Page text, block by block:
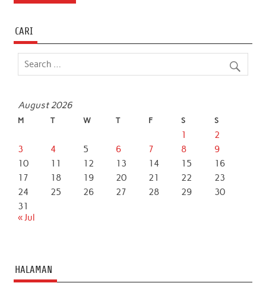
o
o
e
A
d
CARI
August 2026
M T W T F S S
1
2
3
4 5 6 7 8
9
10
11 12 13 14 15
16
17
18 19 20 21 22
23
24
25 26 27 28 29
30
31
« Jul
HALAMAN